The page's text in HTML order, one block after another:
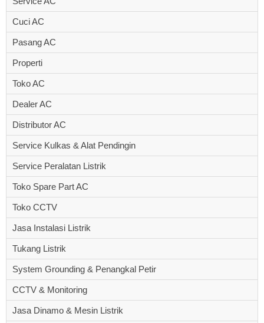
Cuci AC
Pasang AC
Properti
Toko AC
Dealer AC
Distributor AC
Service Kulkas & Alat Pendingin
Service Peralatan Listrik
Toko Spare Part AC
Toko CCTV
Jasa Instalasi Listrik
Tukang Listrik
System Grounding & Penangkal Petir
CCTV & Monitoring
Jasa Dinamo & Mesin Listrik